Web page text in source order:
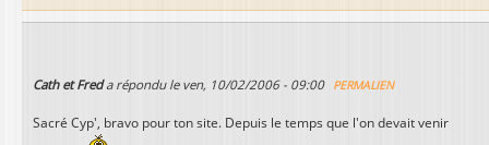
Cath et Freda répondu le ven, 10/02/2006 - 09:00 PERMALIEN
Sacré Cyp', bravo pour ton site. Depuis le temps que l'on devait venir